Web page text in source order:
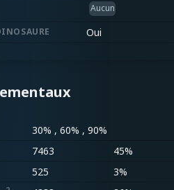
Aucun
Oui
30% , 60% , 90%
7463 45%
525 3%